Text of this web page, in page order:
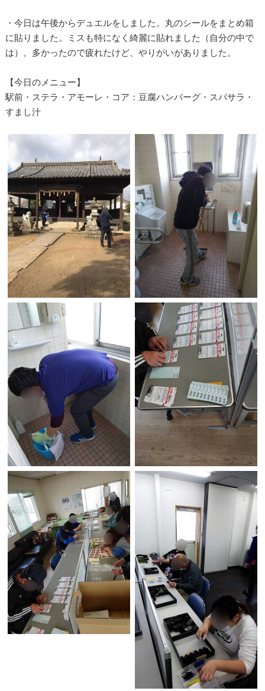
・今日は午後からデュエルをしました。丸のシールをまとめ箱
に貼りました。ミスも特になく綺麗に貼れました（自分の中で
は）。多かったので疲れたけど、やりがいがありました。
【今日のメニュー】
駅前・ステラ・アモーレ・コア：豆腐ハンバーグ・スパサラ・
すまし汁